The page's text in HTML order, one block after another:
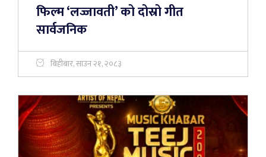
फिल्म ‘लज्जावती’ को दोस्रो गीत
सार्वजनिक
बिहीबार, साउन २१, २०८३